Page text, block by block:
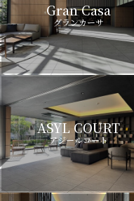
Gran Casa
グランカーサ
ASYL COURT
アジールコート